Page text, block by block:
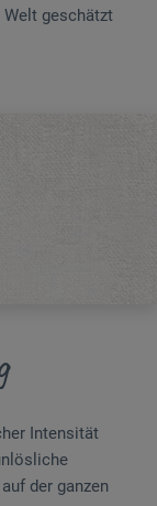
Welt geschätzt
Intensität
der ganzen